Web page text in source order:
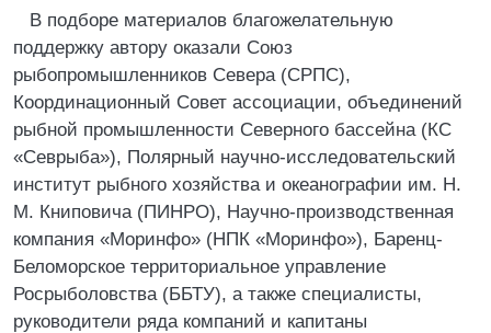
В подборе материалов благожелательную
поддержку автору оказали Союз
рыбопромышленников Севера (СРПС),
Координационный Совет ассоциации, объединений
рыбной промышленности Северного бассейна (КС
«Севрыба»), Полярный научно-исследовательский
институт рыбного хозяйства и океанографии им. Н.
М. Книповича (ПИНРО), Научно-производственная
компания «Моринфо» (НПК «Моринфо»), Баренц-
Беломорское территориальное управление
Росрыболовства (ББТУ), а также специалисты,
руководители ряда компаний и капитаны